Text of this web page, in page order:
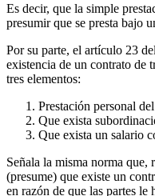
Es decir, que la simple
presumir que se presta bajo
Por su parte, el artículo 23
existencia de un contrato de
tres elementos:
Prestación personal
Que exista
Que exista un salario
Señala la misma norma que,
(presume) que existe un
en razón de que las partes